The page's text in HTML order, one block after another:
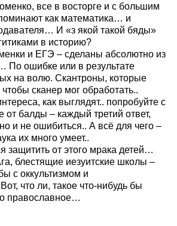
все в восторге и с большим
как математика… и
И «з якой такой бяды»
в историю?
и ЕГЭ – сделаны абсолютно из
По ошибке или в результате
на волю. Скантроны, которые
сканер мог обработать..
как выглядят.. попробуйте с
от балды – каждый третий ответ,
и не ошибиться.. А всё для чего –
их много умеет..
защитить от этого мрака детей…
блестящие иезуитские школы –
с оккультизмом и
что ли, такое что-нибудь бы
православное…